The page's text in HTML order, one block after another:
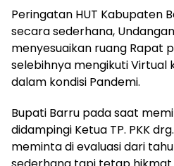
Peringatan HUT Kabupaten
secara sederhana,
menyesuaikan ruang Rapat
selebihnya mengikuti Virtual
dalam kondisi Pandemi.
Bupati Barru pada saat
didampingi Ketua TP. PKK
meminta di evaluasi dari